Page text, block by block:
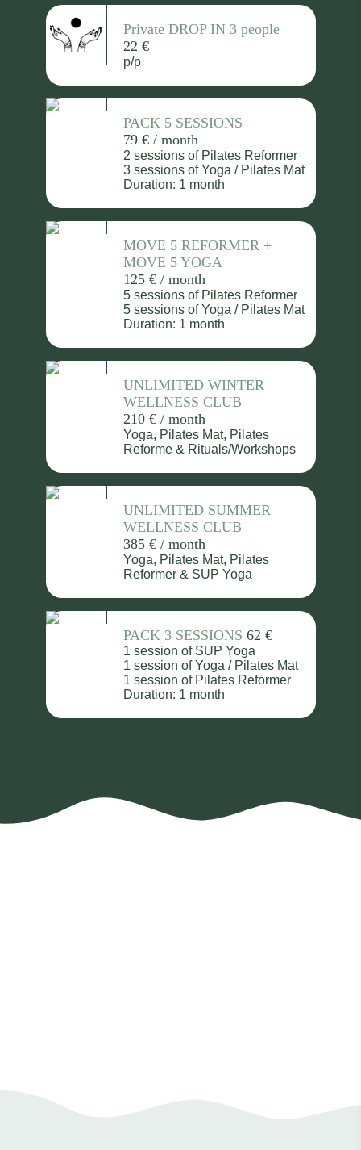
Private DROP IN 3 people
22 €
p/p
PACK 5 SESSIONS
79 € / month
2 sessions of Pilates Reformer
3 sessions of Yoga / Pilates Mat
Duration: 1 month
MOVE 5 REFORMER +
MOVE 5 YOGA
125 € / month
5 sessions of Pilates Reformer
5 sessions of Yoga / Pilates Mat
Duration: 1 month
UNLIMITED WINTER
WELLNESS CLUB
210 € / month
Yoga, Pilates Mat, Pilates
Reforme & Rituals/Workshops
UNLIMITED SUMMER
WELLNESS CLUB
385 € / month
Yoga, Pilates Mat, Pilates
Reformer & SUP Yoga
PACK 3 SESSIONS 62 €
1 session of SUP Yoga
1 session of Yoga / Pilates Mat
1 session of Pilates Reformer
Duration: 1 month